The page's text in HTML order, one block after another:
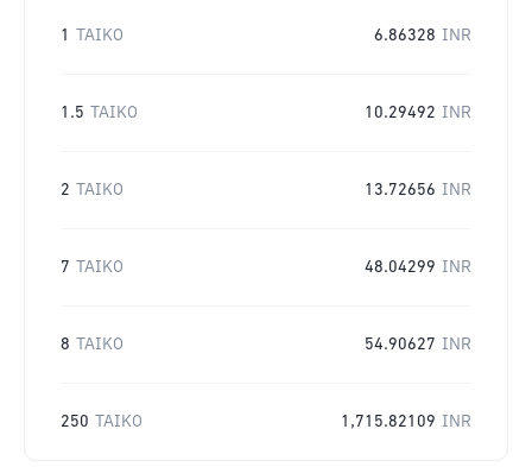
1 TAIKO 6.86328 INR
1.5 TAIKO 10.29492 INR
2 TAIKO 13.72656 INR
7 TAIKO 48.04299 INR
8 TAIKO 54.90627 INR
250 TAIKO 1,715.82109 INR